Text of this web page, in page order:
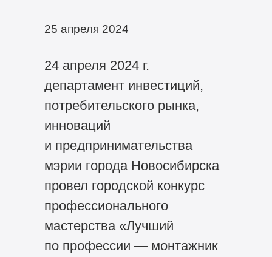
25 апреля 2024
24 апреля 2024 г.
департамент инвестиций,
потребительского рынка,
инноваций
и предпринимательства
мэрии города Новосибирска
провел городской конкурс
профессионального
мастерства «Лучший
по профессии — монтажник